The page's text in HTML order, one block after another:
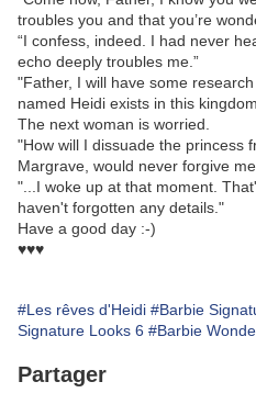
troubles you and that you’re
“I confess, indeed. I had never
echo deeply troubles me.”
"Father, I will have some
named Heidi exists in this
The next woman is worried.
"How will I dissuade the princess
Margrave, would never forgive
"...I woke up at that moment.
haven't forgotten any details."
Have a good day :-)
♥♥♥
#Les rêves d'Heidi #Barbie
Signature Looks 6 #Barbie
Partager